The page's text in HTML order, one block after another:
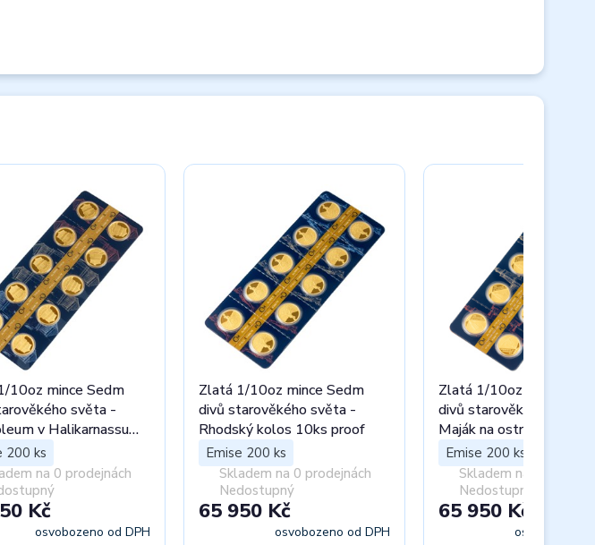
10oz mince Sedm
světa -
v Halikarnassu
200 ks
na 0 prodejnách
Kč
osvobozeno od DPH
Zlatá 1/10oz mince Sedm
divů starověkého světa -
Rhodský kolos 10ks proof
Emise 200 ks
Skladem na 0 prodejnách
Nedostupný
65 950 Kč
osvobozeno od DPH
Zlatá 1/10oz mince
divů starověkého světa -
Maják na ostrově Faru
proof
Emise 200 ks
Skladem na 0
Nedostupný
65 950 Kč
osvobozeno